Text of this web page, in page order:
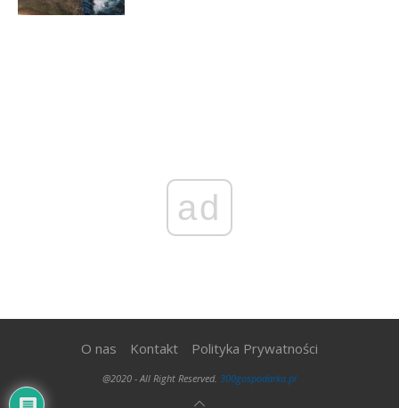
ad
O nas Kontakt Polityka Prywatności
@2020 - All Right Reserved. 300gospodarka.pl